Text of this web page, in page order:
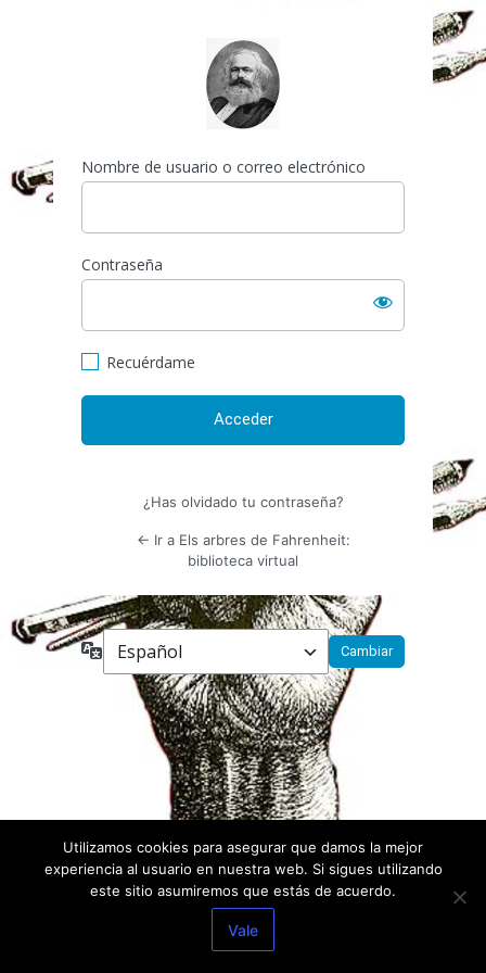
https://espai-marx.net/
Nombre de usuario o correo electrónico
Contraseña
Recuérdame
¿Has olvidado tu contraseña?
← Ir a Els arbres de Fahrenheit:
biblioteca virtual
Idioma
Utilizamos cookies para asegurar que damos la mejor
experiencia al usuario en nuestra web. Si sigues utilizando
este sitio asumiremos que estás de acuerdo.
Vale